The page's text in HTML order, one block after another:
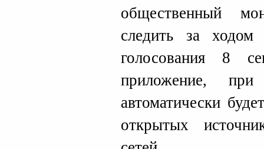
общественный
следить за
голосования 8
приложение,
автоматически
открытых